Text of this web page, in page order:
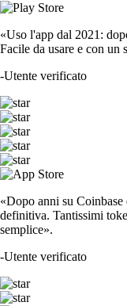
«Uso l'app dal 2021:
Facile da usare e con un
-Utente verificato
«Dopo anni su
definitiva. Tantissimi
semplice».
-Utente verificato